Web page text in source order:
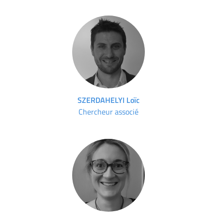
SZERDAHELYI Loïc
Chercheur associé